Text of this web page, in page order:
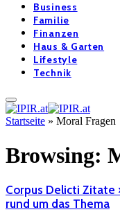
Business
Familie
Finanzen
Haus & Garten
Lifestyle
Technik
Startseite » Moral Fragen
Browsing:
Corpus Delicti Zitate
rund um das Thema